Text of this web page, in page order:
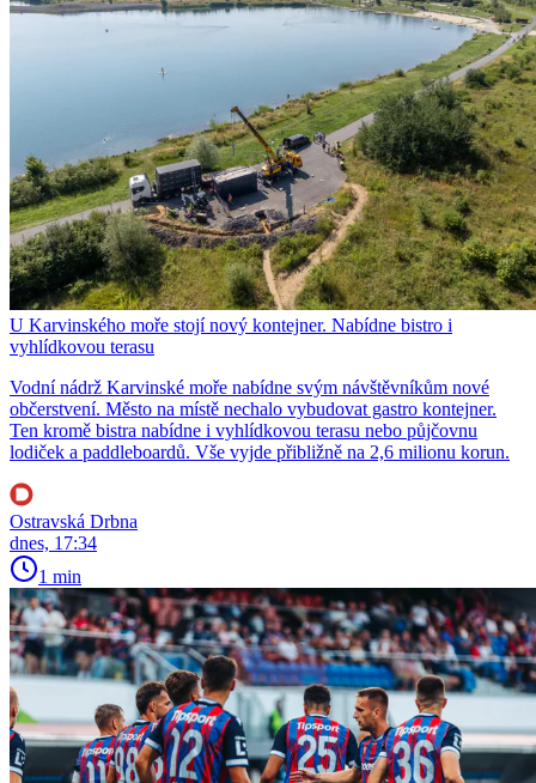
U Karvinského moře stojí nový kontejner. Nabídne bistro i
vyhlídkovou terasu
Vodní nádrž Karvinské moře nabídne svým návštěvníkům nové
občerstvení. Město na místě nechalo vybudovat gastro kontejner.
Ten kromě bistra nabídne i vyhlídkovou terasu nebo půjčovnu
lodiček a paddleboardů. Vše vyjde přibližně na 2,6 milionu korun.
Ostravská Drbna
dnes, 17:34
1 min